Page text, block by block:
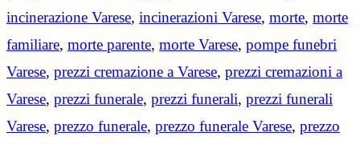
incinerazione Varese, incinerazioni Varese, morte, morte
familiare, morte parente, morte Varese, pompe funebri
Varese, prezzi cremazione a Varese, prezzi cremazioni a
Varese, prezzi funerale, prezzi funerali, prezzi funerali
Varese, prezzo funerale, prezzo funerale Varese, prezzo